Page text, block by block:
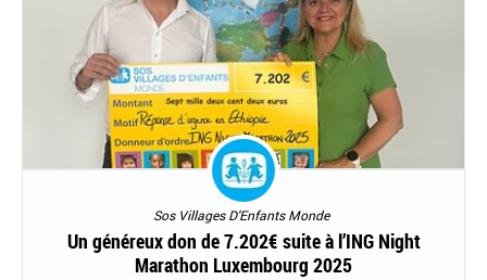
Sos Villages D'Enfants Monde
Un généreux don de 7.202€ suite à l’ING Night
Marathon Luxembourg 2025